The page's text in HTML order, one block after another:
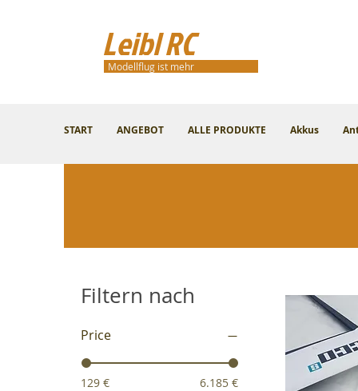
Leibl RC
START ANGEBOT ALLE PRODUKTE Akkus
Modellflug ist mehr
Filtern nach
Price
129 € 6.185 €